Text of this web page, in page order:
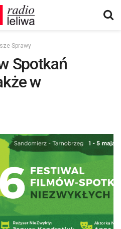
Sprawy
Spotkań
w